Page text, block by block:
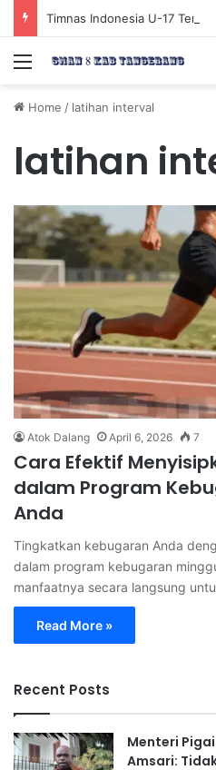
Menu
Home / latihan interval
latihan
Atok Dalang April 6, 2026 7
Cara Efektif
dalam Program
Anda
Tingkatkan kebugaran Anda
dalam program kebugaran
manfaatnya secara langsung
Read More »
Recent Posts
Menteri
Amsari: